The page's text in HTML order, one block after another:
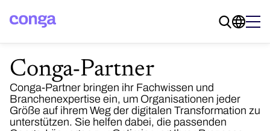
Conga-Partner
Conga-Partner bringen ihr Fachwissen und
Branchenexpertise ein, um Organisationen jeder
Größe auf ihrem Weg der digitalen Transformation zu
unterstützen. Sie helfen dabei, die passenden